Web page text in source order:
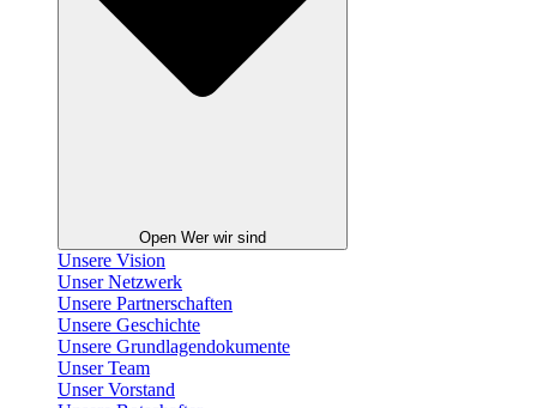
Open Wer wir sind
Unsere Vision
Unser Netzwerk
Unsere Partnerschaften
Unsere Geschichte
Unsere Grundlagendokumente
Unser Team
Unser Vorstand